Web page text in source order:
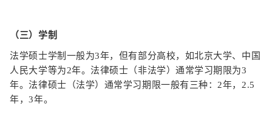
（三）学制
法学硕士学制一般为3年，但有部分高校，如北京大学、中国
人民大学等为2年。法律硕士（非法学）通常学习期限为3
年。法律硕士（法学）通常学习期限一般有三种： 2年，2.5
年，3年。